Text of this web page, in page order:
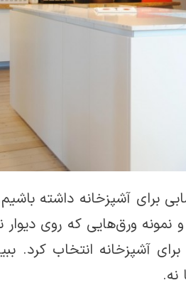
برای آشپزخانه داشته
و نمونه ورق‌هایی که روی
آشپزخانه انتخاب کرد.
نه.